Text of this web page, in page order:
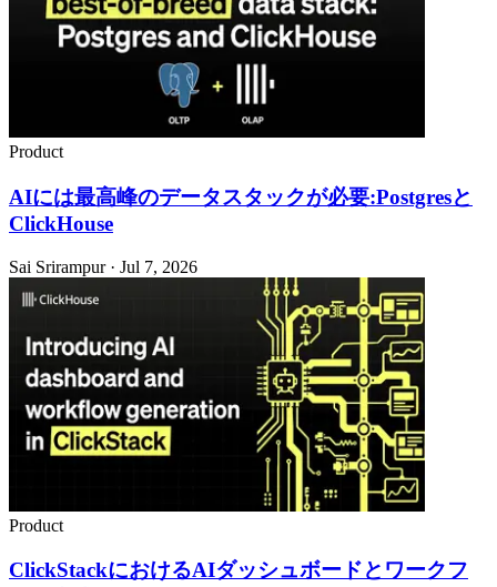
Product
AIには最高峰のデータスタックが必要:Postgresと
ClickHouse
Sai Srirampur · Jul 7, 2026
Product
ClickStackにおけるAIダッシュボードとワークフ